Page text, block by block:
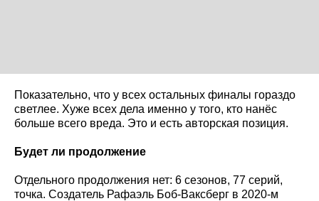
Показательно, что у всех остальных финалы гораздо
светлее. Хуже всех дела именно у того, кто нанёс
больше всего вреда. Это и есть авторская позиция.
Будет ли продолжение
Отдельного продолжения нет: 6 сезонов, 77 серий,
точка. Создатель Рафаэль Боб-Ваксберг в 2020-м